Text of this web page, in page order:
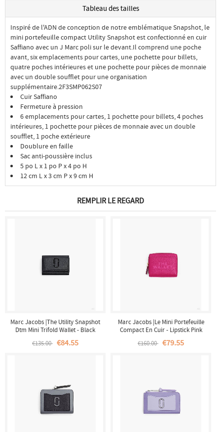
Tableau des tailles
Inspiré de l'ADN de conception de notre emblématique Snapshot, le
mini portefeuille compact Utility Snapshot est confectionné en cuir
Saffiano avec un J Marc poli sur le devant.Il comprend une poche
avant, six emplacements pour cartes, une pochette pour billets,
quatre poches intérieures et une pochette pour pièces de monnaie
avec un double soufflet pour une organisation
supplémentaire.2F3SMP062S07
Cuir Saffiano
Fermeture à pression
6 emplacements pour cartes, 1 pochette pour billets, 4 poches
intérieures, 1 pochette pour pièces de monnaie avec un double
soufflet, 1 poche extérieure
Doublure en faille
Sac anti-poussière inclus
5 po L x 1 po P x 4 po H
12 cm L x 3 cm P x 9 cm H
REMPLIR LE REGARD
Marc Jacobs |The Utility Snapshot
Dtm Mini Trifold Wallet - Black
€135.00 €84.55
Marc Jacobs |Le Mini Portefeuille
Compact En Cuir - Lipstick Pink
€160.00 €79.55